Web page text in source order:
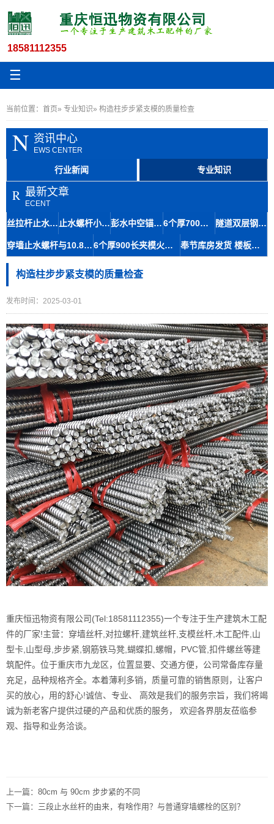
18581112355
☰
当前位置： 首页» 专业知识» 构造柱步步紧支模的质量检查
N 资讯中心
EWS CENTER
行业新闻 专业知识
R 最新文章
ECENT
丝拉杆止水12.5与木工丝杆套管在地铁修建中的材料应用及石柱存储便捷性 止水螺杆小14丝杆木工房屋建筑材料九龙坡区生产速度快 彭水中空锚杆及14.5粗牙对拉螺杆止水拉杆螺栓快速生产技术 6个厚700长步步紧头工地建始火钩厂家扒钩型夹具专业知识 隧道双层钢筋马凳筋8-110工艺成熟间距稳定铜仁库房发货
穿墙止水螺杆与10.8对拉丝杆在大坝施工中的应用及体积优势 6个厚900长夹模火钩建筑专用夹具南江丝杆厂家规格齐全 奉节库房发货 楼板马镫人字形马凳6-140 成本经济提升结构强度
构造柱步步紧支模的质量检查
发布时间：2025-03-01
重庆恒迅物资有限公司(Tel:18581112355)一个专注于生产建筑木工配
件的厂家!主营：穿墙丝杆,对拉螺杆,建筑丝杆,支模丝杆,木工配件,山
型卡,山型母,步步紧,钢筋铁马凳,蝴蝶扣,螺帽，PVC管,扣件螺丝等建
筑配件。位于重庆市九龙区，位置显要、交通方便，公司常备库存量
充足，品种规格齐全。本着薄利多销，质量可靠的销售原则，让客户
买的放心，用的舒心!诚信、专业、 高效是我们的服务宗旨，我们将竭
诚为新老客户提供过硬的产品和优质的服务， 欢迎各界朋友莅临参
观、指导和业务洽谈。
上一篇： 80cm 与 90cm 步步紧的不同
下一篇： 三段止水丝杆的由来，有啥作用？与普通穿墙螺栓的区别？